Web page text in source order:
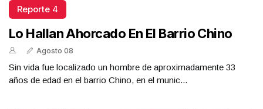
Reporte 4
Lo Hallan Ahorcado En El Barrio Chino
Agosto 08
Sin vida fue localizado un hombre de aproximadamente 33
años de edad en el barrio Chino, en el munic...